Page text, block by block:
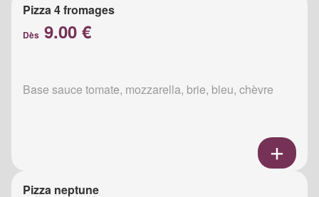
Pizza 4 fromages
Dès 9.00 €
Base sauce tomate, mozzarella, brie, bleu, chèvre
Pizza neptune